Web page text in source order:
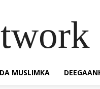
MUSLIMKA